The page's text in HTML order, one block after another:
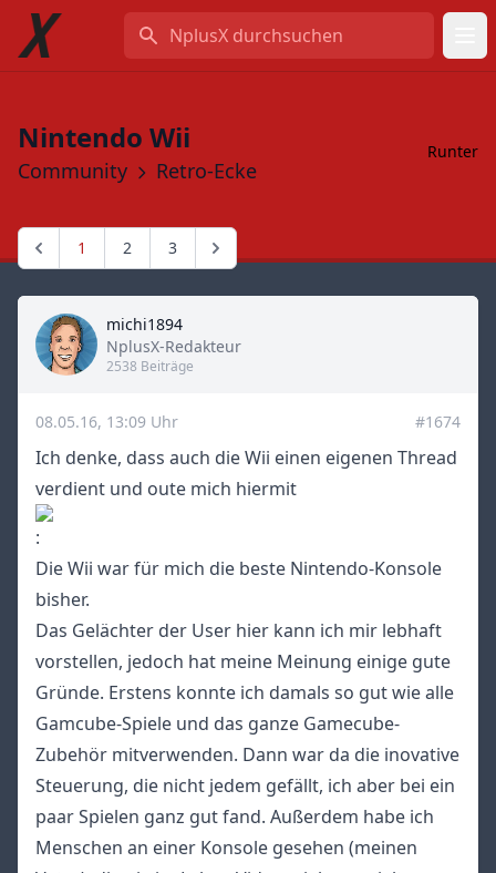
NplusX durchsuchen
Nintendo Wii
Community Retro-Ecke
Runter
1 2 3
michi1894
Title
NplusX-Redakteur
2538 Beiträge
08.05.16, 13:09 Uhr #1674
Ich denke, dass auch die Wii einen eigenen Thread
verdient und oute mich hiermit
:
Die Wii war für mich die beste Nintendo-Konsole
bisher.
Das Gelächter der User hier kann ich mir lebhaft
vorstellen, jedoch hat meine Meinung einige gute
Gründe. Erstens konnte ich damals so gut wie alle
Gamcube-Spiele und das ganze Gamecube-
Zubehör mitverwenden. Dann war da die inovative
Steuerung, die nicht jedem gefällt, ich aber bei ein
paar Spielen ganz gut fand. Außerdem habe ich
Menschen an einer Konsole gesehen (meinen